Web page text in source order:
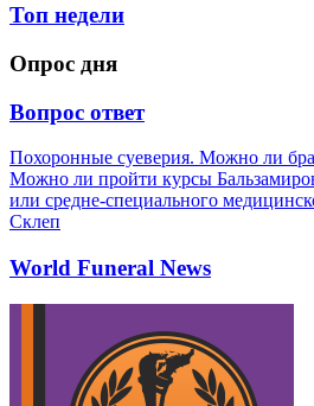
Топ недели
Опрос дня
Вопрос ответ
Похоронные суеверия. Можно ли
Можно ли пройти курсы
или средне-специального
Склеп
World Funeral News